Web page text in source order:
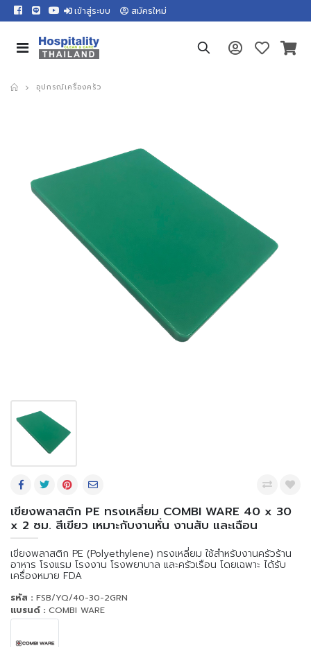
เข้าสู่ระบบ สมัครใหม่
อุปกรณ์เครื่องครัว
เขียงพลาสติก PE ทรงเหลี่ยม COMBI WARE 40 x 30
x 2 ซม. สีเขียว เหมาะกับงานหั่น งานสับ และเฉือน
เขียงพลาสติก PE (Polyethylene) ทรงเหลี่ยม ใช้สำหรับงานครัวร้าน
อาหาร โรงแรม โรงงาน โรงพยาบาล และครัวเรือน โดยเฉพาะ ได้รับ
เครื่องหมาย FDA
รหัส : FSB/YQ/40-30-2GRN
แบรนด์ : COMBI WARE